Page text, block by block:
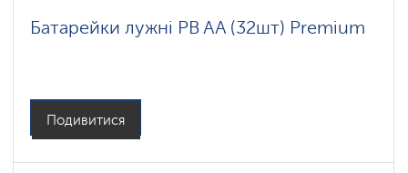
Батарейки лужні PB AA (32шт) Premium
Подивитися